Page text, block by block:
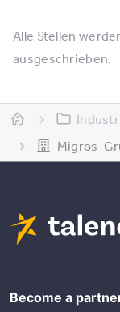
Alle Stellen
ausgeschrieben.
Migros-
Become a